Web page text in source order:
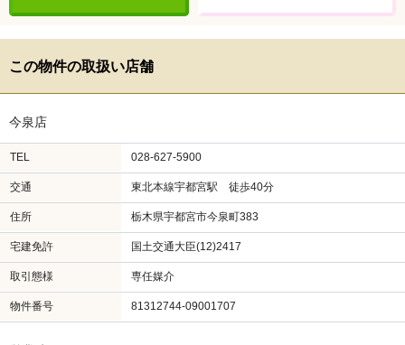
この物件の取扱い店舗
今泉店
TEL 028-627-5900
交通 東北本線宇都宮駅 徒歩40分
住所 栃木県宇都宮市今泉町383
宅建免許 国土交通大臣(12)2417
取引態様 専任媒介
物件番号 81312744-09001707